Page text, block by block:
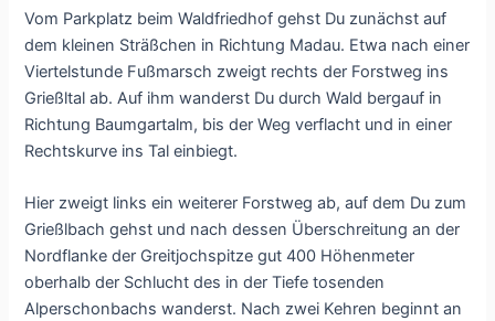
Vom Parkplatz beim Waldfriedhof gehst Du zunächst auf
dem kleinen Sträßchen in Richtung Madau. Etwa nach einer
Viertelstunde Fußmarsch zweigt rechts der Forstweg ins
Grießltal ab. Auf ihm wanderst Du durch Wald bergauf in
Richtung Baumgartalm, bis der Weg verflacht und in einer
Rechtskurve ins Tal einbiegt.
Hier zweigt links ein weiterer Forstweg ab, auf dem Du zum
Grießlbach gehst und nach dessen Überschreitung an der
Nordflanke der Greitjochspitze gut 400 Höhenmeter
oberhalb der Schlucht des in der Tiefe tosenden
Alperschonbachs wanderst. Nach zwei Kehren beginnt an